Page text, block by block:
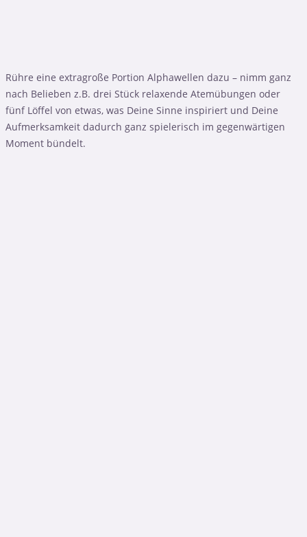
Rühre eine extragroße Portion Alphawellen dazu – nimm ganz
nach Belieben z.B. drei Stück relaxende Atemübungen oder
fünf Löffel von etwas, was Deine Sinne inspiriert und Deine
Aufmerksamkeit dadurch ganz spielerisch im gegenwärtigen
Moment bündelt.